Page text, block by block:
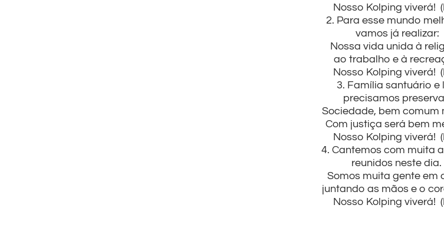
Nosso Kolping viverá!
2. Para esse mundo
vamos já realizar:
Nossa vida unida à
ao trabalho e à
Nosso Kolping viverá!
3. Família santuário e
precisamos
Sociedade, bem comum
Com justiça será bem
Nosso Kolping viverá!
4. Cantemos com muita
reunidos neste dia.
Somos muita gente em
juntando as mãos e o
Nosso Kolping viverá!